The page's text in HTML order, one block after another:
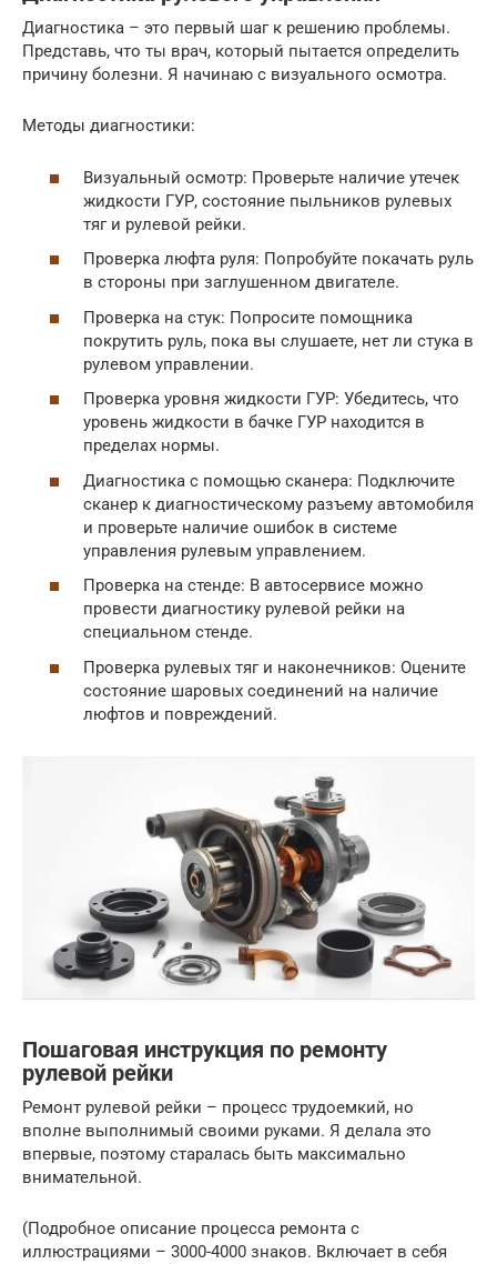
Диагностика – это первый шаг к решению проблемы.
Представь, что ты врач, который пытается определить
причину болезни. Я начинаю с визуального осмотра.
Методы диагностики:
Визуальный осмотр: Проверьте наличие утечек
жидкости ГУР, состояние пыльников рулевых
тяг и рулевой рейки.
Проверка люфта руля: Попробуйте покачать руль
в стороны при заглушенном двигателе.
Проверка на стук: Попросите помощника
покрутить руль, пока вы слушаете, нет ли стука в
рулевом управлении.
Проверка уровня жидкости ГУР: Убедитесь, что
уровень жидкости в бачке ГУР находится в
пределах нормы.
Диагностика с помощью сканера: Подключите
сканер к диагностическому разъему автомобиля
и проверьте наличие ошибок в системе
управления рулевым управлением.
Проверка на стенде: В автосервисе можно
провести диагностику рулевой рейки на
специальном стенде.
Проверка рулевых тяг и наконечников: Оцените
состояние шаровых соединений на наличие
люфтов и повреждений.
Пошаговая инструкция по ремонту
рулевой рейки
Ремонт рулевой рейки – процесс трудоемкий, но
вполне выполнимый своими руками. Я делала это
впервые, поэтому старалась быть максимально
внимательной.
(Подробное описание процесса ремонта с
иллюстрациями – 3000-4000 знаков. Включает в себя